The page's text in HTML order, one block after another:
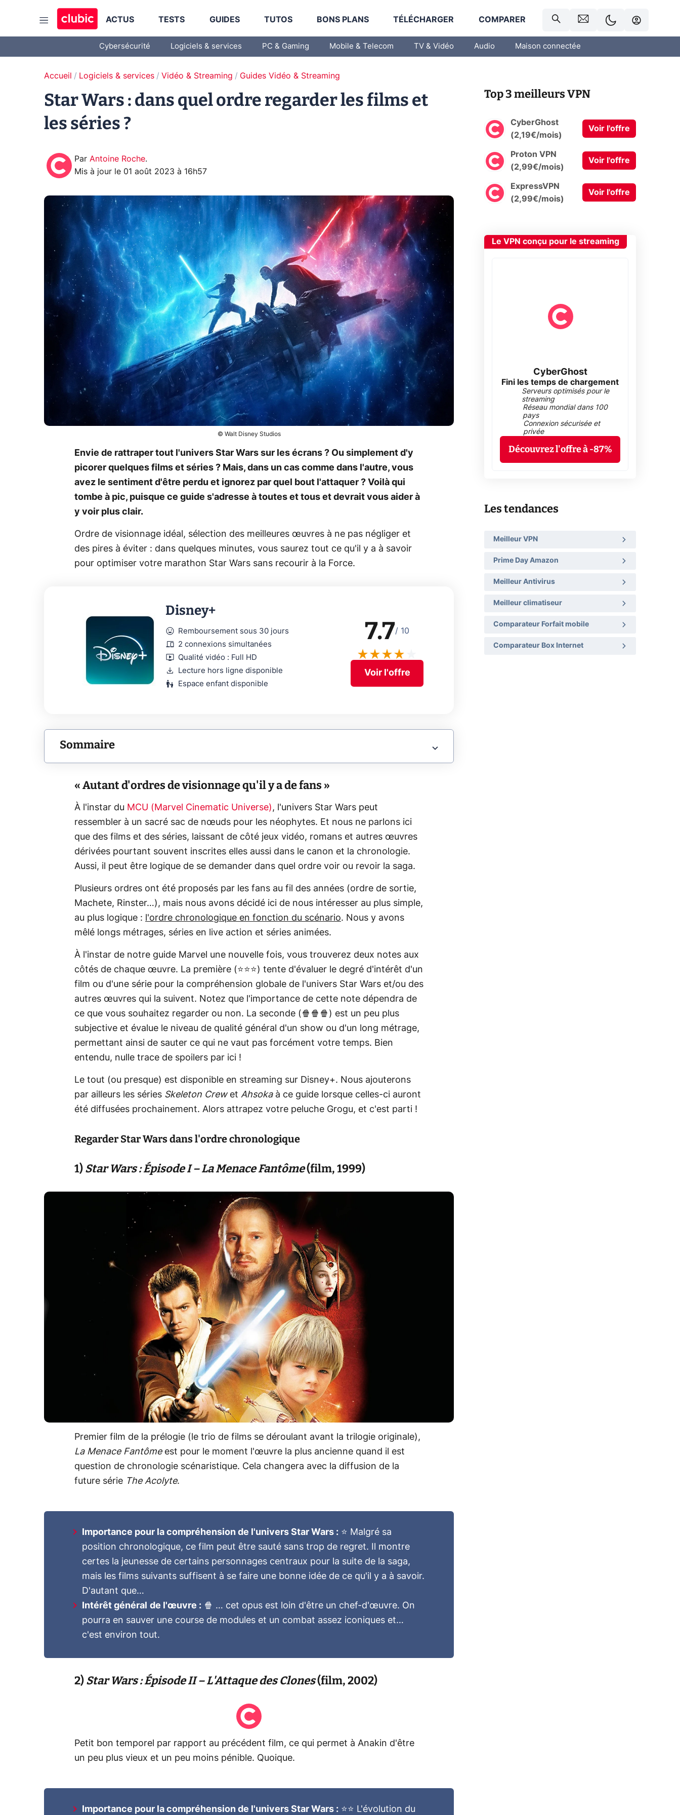
ACTUS TESTS GUIDES TUTOS BONS PLANS TÉLÉCHARGER COMPARER
Cybersécurité Logiciels & services PC & Gaming Mobile & Telecom TV & Vidéo Audio Maison connectée
Accueil Logiciels & services Vidéo & Streaming Guides Vidéo & Streaming
Star Wars : dans quel ordre regarder les films et
les séries ?
Par Antoine Roche.
Mis à jour le 01 août 2023 à 16h57
© Walt Disney Studios
Envie de rattraper tout l'univers Star Wars sur les écrans ? Ou simplement d'y
picorer quelques films et séries ? Mais, dans un cas comme dans l'autre, vous
avez le sentiment d'être perdu et ignorez par quel bout l'attaquer ? Voilà qui
tombe à pic, puisque ce guide s'adresse à toutes et tous et devrait vous aider à
y voir plus clair.
Ordre de visionnage idéal, sélection des meilleures œuvres à ne pas négliger et
des pires à éviter : dans quelques minutes, vous saurez tout ce qu'il y a à savoir
pour optimiser votre marathon Star Wars sans recourir à la Force.
Disney+
mood Remboursement sous 30 jours
devices 2 connexions simultanées
live_tv Qualité vidéo : Full HD
download Lecture hors ligne disponible
escalator_warning Espace enfant disponible
7.7/ 10
Voir l'offre
Sommaire
« Autant d'ordres de visionnage qu'il y a de fans »
À l'instar du MCU (Marvel Cinematic Universe), l'univers Star Wars peut
ressembler à un sacré sac de nœuds pour les néophytes. Et nous ne parlons ici
que des films et des séries, laissant de côté jeux vidéo, romans et autres œuvres
dérivées pourtant souvent inscrites elles aussi dans le canon et la chronologie.
Aussi, il peut être logique de se demander dans quel ordre voir ou revoir la saga.
Plusieurs ordres ont été proposés par les fans au fil des années (ordre de sortie,
Machete, Rinster…), mais nous avons décidé ici de nous intéresser au plus simple,
au plus logique :
l'ordre chronologique en fonction du scénario. Nous y avons
mêlé longs métrages, séries en live action et séries animées.
À l'instar de notre guide Marvel une nouvelle fois, vous trouverez deux notes aux
côtés de chaque œuvre. La première (⭐⭐⭐) tente d'évaluer le degré d'intérêt d'un
film ou d'une série pour la compréhension globale de l'univers Star Wars et/ou des
autres œuvres qui la suivent. Notez que l'importance de cette note dépendra de
ce que vous souhaitez regarder ou non. La seconde (🍿🍿🍿) est un peu plus
subjective et évalue le niveau de qualité général d'un show ou d'un long métrage,
permettant ainsi de sauter ce qui ne vaut pas forcément votre temps. Bien
entendu, nulle trace de spoilers par ici !
Le tout (ou presque) est disponible en streaming sur Disney+. Nous ajouterons
par ailleurs les séries Skeleton Crewet Ahsoka à ce guide lorsque celles-ci auront
été diffusées prochainement. Alors attrapez votre peluche Grogu, et c'est parti !
Regarder Star Wars dans l'ordre chronologique
1)Star Wars : Épisode I – La Menace Fantôme(film, 1999)
Premier film de la prélogie (le trio de films se déroulant avant la trilogie originale),
La Menace Fantômeest pour le moment l'œuvre la plus ancienne quand il est
question de chronologie scénaristique. Cela changera avec la diffusion de la
future série The Acolyte.
Importance pour la compréhension de l'univers Star Wars : ⭐ Malgré sa
position chronologique, ce film peut être sauté sans trop de regret. Il montre
certes la jeunesse de certains personnages centraux pour la suite de la saga,
mais les films suivants suffisent à se faire une bonne idée de ce qu'il y a à savoir.
D'autant que…
Intérêt général de l'œuvre : 🍿 … cet opus est loin d'être un chef-d'œuvre. On
pourra en sauver une course de modules et un combat assez iconiques et…
c'est environ tout.
2)Star Wars : Épisode II – L'Attaque des Clones(film, 2002)
Petit bon temporel par rapport au précédent film, ce qui permet à Anakin d'être
un peu plus vieux et un peu moins pénible. Quoique.
Importance pour la compréhension de l'univers Star Wars : ⭐⭐ L'évolution du
Top 3 meilleurs VPN
CyberGhost
(2,19€/mois)
Voir l'offre
Proton VPN
(2,99€/mois)
Voir l'offre
ExpressVPN
(2,99€/mois)
Voir l'offre
Le VPN conçu pour le streaming
CyberGhost
Fini les temps de chargement
Serveurs optimisés pour le
streaming
Réseau mondial dans 100
pays
Connexion sécurisée et
privée
Découvrez l'offre à -87%
Les tendances
Meilleur VPN
Prime Day Amazon
Meilleur Antivirus
Meilleur climatiseur
Comparateur Forfait mobile
Comparateur Box Internet